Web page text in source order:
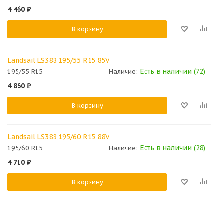
4 460 ₽
В корзину
Landsail LS388 195/55 R15 85V
195/55 R15 Наличие: Есть в наличии (72)
4 860 ₽
В корзину
Landsail LS388 195/60 R15 88V
195/60 R15 Наличие: Есть в наличии (28)
4 710 ₽
В корзину